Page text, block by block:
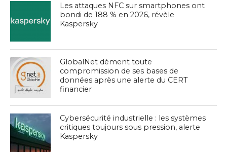
Les attaques NFC sur smartphones ont
bondi de 188 % en 2026, révèle
Kaspersky
GlobalNet dément toute
compromission de ses bases de
données après une alerte du CERT
financier
Cybersécurité industrielle : les systèmes
critiques toujours sous pression, alerte
Kaspersky